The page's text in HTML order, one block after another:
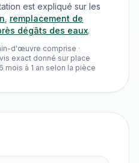
est expliqué sur les
remplacement de
dégâts des eaux.
d'œuvre comprise ·
exact donné sur place
mois à 1 an selon la pièce